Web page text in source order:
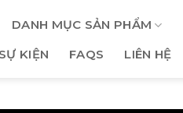
DANH MỤC SẢN PHẨM
KIỆN
FAQS LIÊN HỆ